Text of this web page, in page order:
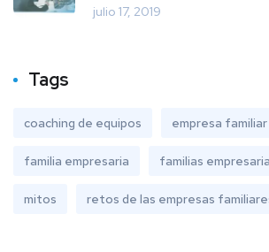
julio 17, 2019
Tags
coaching de equipos empresa familiar
familia empresaria familias
mitos retos de las empresas